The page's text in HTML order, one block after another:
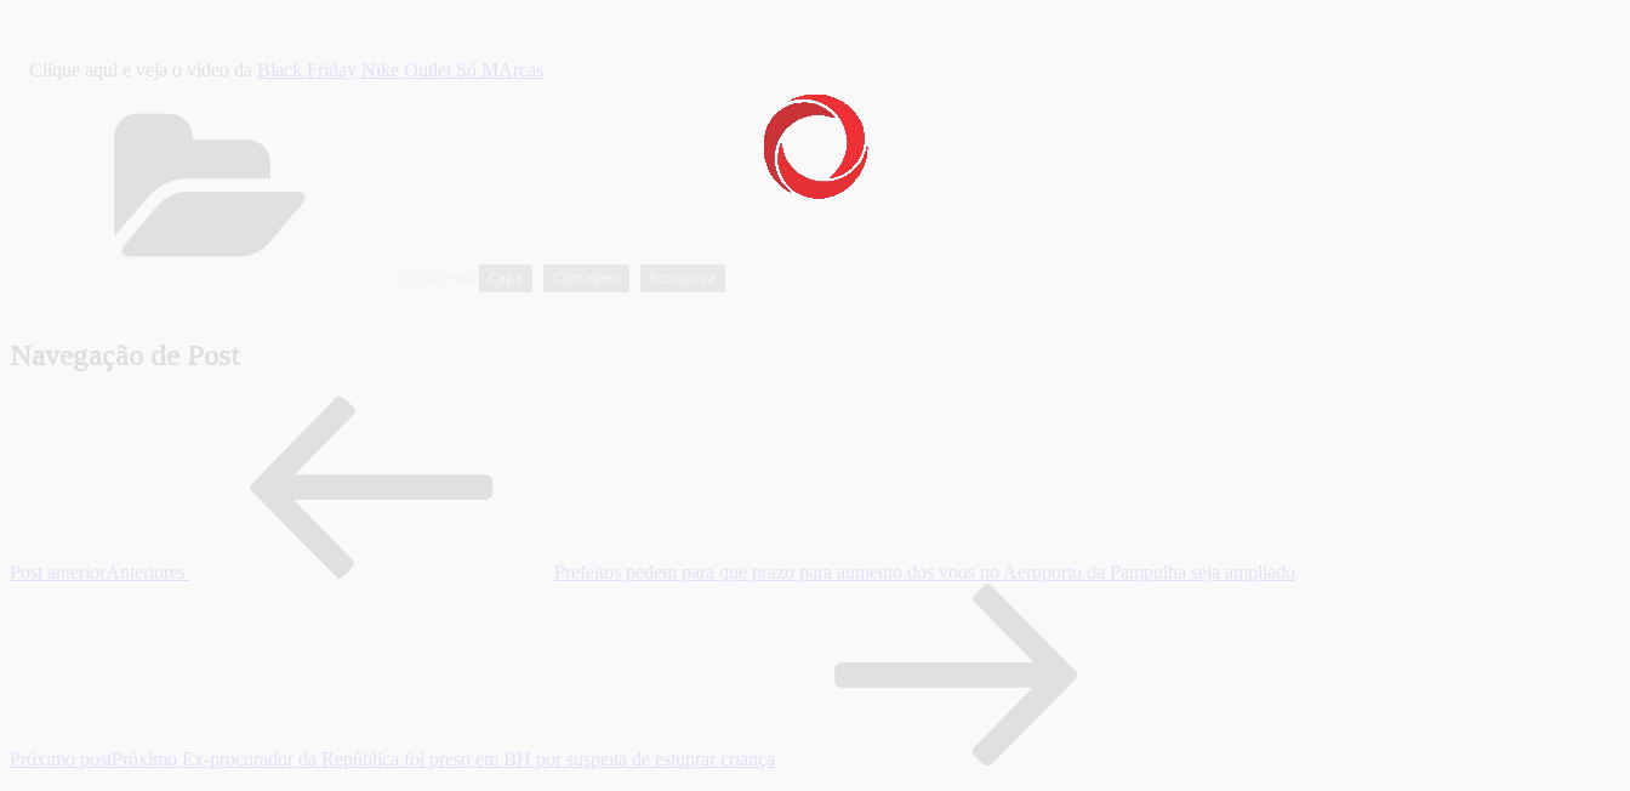
Clique aqui e veja o vídeo da Black Friday Nike Outlet Só MArcas
Navegação de Post
Post anterior Anteriores Prefeitos pedem para que prazo para aumento dos voos no Aeroporto da Pampulha seja ampliado
Próximo post Próximo Ex-procurador da República foi preso em BH por suspeita de estuprar criança